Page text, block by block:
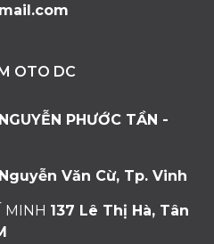
OTO DC
NGUYỄN PHƯỚC TẦN -
Nguyễn Văn Cừ, Tp. Vinh
MINH 137 Lê Thị Hà, Tân